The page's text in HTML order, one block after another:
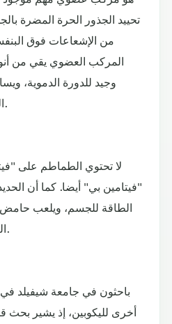
تحييد الجذور الحرة المضرة
من الإشعاعات فوق
المركب العضوي يقي من
وجيد للدورة الدموية،
الضارة في الأوعية الدموية.
لا تحتوي الطماطم على
"فيتامين بي" أيضا. كما أن
الطاقة للجسم، ويلعب
التصلب العصيدي للشرايين.
باحثون في جامعة شيفيلد في
أخرى لليكوبين، إذ يشير